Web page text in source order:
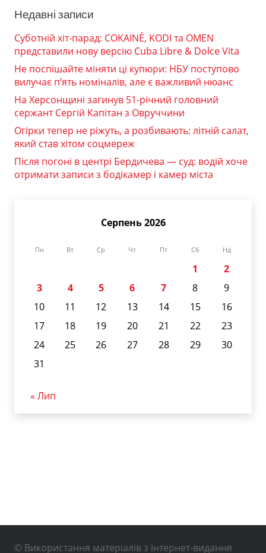
Недавні записи
Суботній хіт-парад: COKAINÉ, KODI та OMEN
представили нову версію Cuba Libre & Dolce Vita
Не поспішайте міняти ці купюри: НБУ поступово
вилучає п’ять номіналів, але є важливий нюанс
На Херсонщині загинув 51-річний головний
сержант Сергій Капітан з Овруччини
Огірки тепер не ріжуть, а розбивають: літній салат,
який став хітом соцмереж
Після погоні в центрі Бердичева — суд: водій хоче
отримати записи з бодікамер і камер міста
Серпень 2026
Пн Вт Ср Чт Пт Сб Нд
1
2
3
4 5 6 7 8
9
10
11 12 13 14 15
16
17
18 19 20 21 22
23
24
25 26 27 28 29
30
31
« Лип
© Використання матеріалів з інтернет-видання